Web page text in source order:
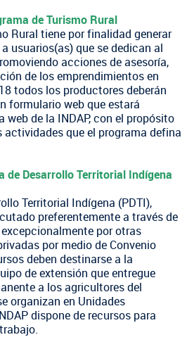
de Turismo Rural
Rural tiene por finalidad generar
usuarios(as) que se dedican al
acciones de asesoría,
de los emprendimientos en
todos los productores deberán
formulario web que estará
web de la INDAP, con el propósito
actividades que el programa defina
de Desarrollo Territorial Indígena
Territorial Indígena (PDTI),
preferentemente a través de
por otras
por medio de Convenio
deben destinarse a la
de extensión que entregue
a los agricultores del
organizan en Unidades
dispone de recursos para